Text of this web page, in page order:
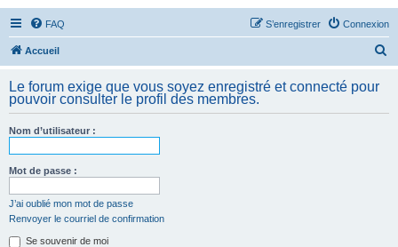
FAQ Connexion
S’enregistrer
Accueil
h
Le forum exige que vous soyez enregistré et connecté pour
pouvoir consulter le profil des membres.
Nom d’utilisateur :
Mot de passe :
J’ai oublié mon mot de passe
Renvoyer le courriel de confirmation
Se souvenir de moi